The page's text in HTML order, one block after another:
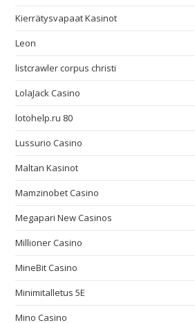
Kierrätysvapaat Kasinot
Leon
listcrawler corpus christi
LolaJack Casino
lotohelp.ru 80
Lussurio Casino
Maltan Kasinot
Mamzinobet Casino
Megapari New Casinos
Millioner Casino
MineBit Casino
Minimitalletus 5E
Mino Casino